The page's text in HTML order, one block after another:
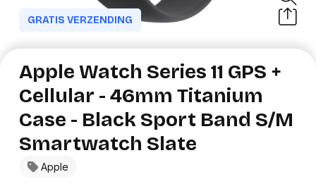
GRATIS VERZENDING
Apple
Apple Watch Series 11 GPS +
Cellular - 46mm Titanium
Case - Black Sport Band S/M
Smartwatch Slate